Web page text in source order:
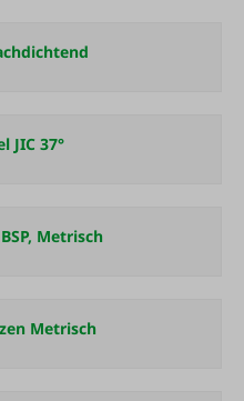
JIC 37°
Metrisch
Metrisch